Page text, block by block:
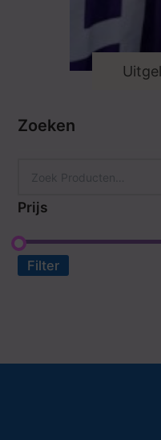
Zoeken
Prijs
Filter